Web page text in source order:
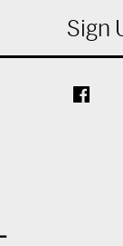
Sign